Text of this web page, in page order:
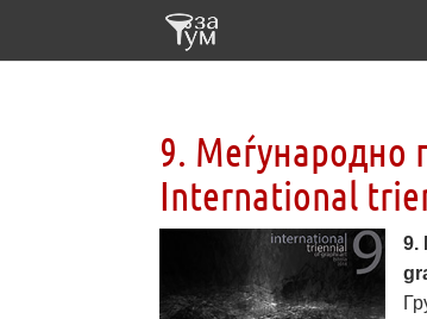
9. Меѓународно
International
9.